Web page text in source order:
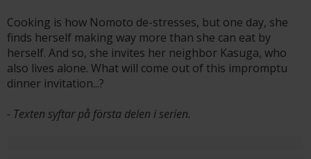
Cooking is how Nomoto de-stresses, but one day, she
finds herself making way more than she can eat by
herself. And so, she invites her neighbor Kasuga, who
also lives alone. What will come out of this impromptu
dinner invitation...?
- Texten syftar på första delen i serien.